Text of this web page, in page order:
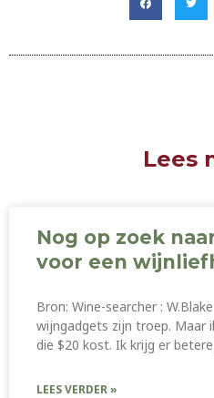
Lees
Nog op zoek
voor een
Bron: Wine-searcher :
wijngadgets zijn troep. Maar
die $20 kost. Ik krijg er
LEES VERDER »